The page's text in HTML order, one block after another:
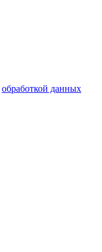
обработкой данных